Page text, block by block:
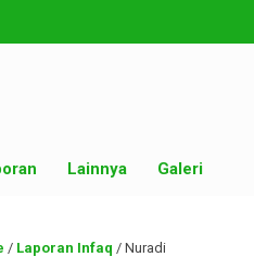
Lainnya Galeri
/ Laporan Infaq / Nuradi